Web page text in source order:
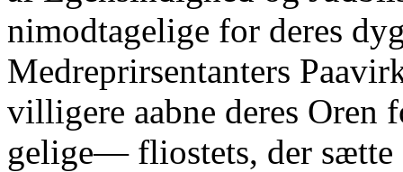
nimodtagelige for deres
Medreprirsentanters
villigere aabne deres Oren
gelige— fliostets, der sætte